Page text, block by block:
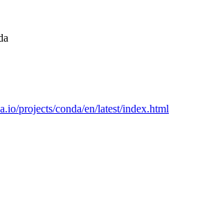
projects/conda/en/latest/index.html